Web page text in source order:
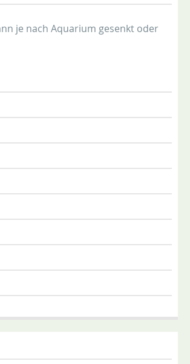
je nach Aquarium gesenkt oder